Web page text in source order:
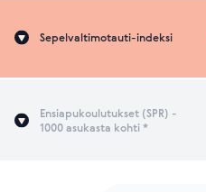
Sepelvaltimotauti-indeksi
Ensiapukoulutukset (SPR) -
1000 asukasta kohti *